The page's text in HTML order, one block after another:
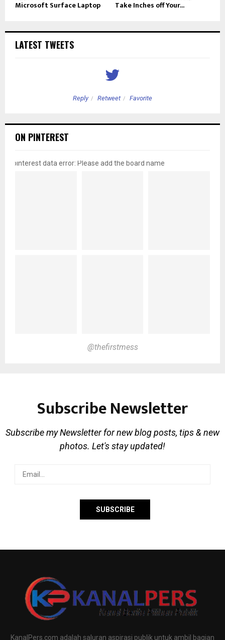
Microsoft Surface Laptop Take Inches off Your...
LATEST TWEETS
Reply Retweet Favorite
ON PINTEREST
pinterest data error: Please add the board name
@thefirstmess
Subscribe Newsletter
Subscribe my Newsletter for new blog posts, tips & new
photos. Let's stay updated!
KanalPers.com adalah saluran aspirasi publik untuk ambil bagian